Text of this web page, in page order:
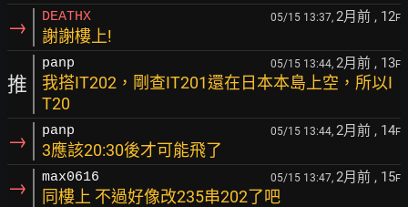
→ DEATHX 05/15 13:37, 2月前 , 12F
謝謝樓上!
推
panp 05/15 13:44, 2月前 , 13F
我搭IT202，剛查IT201還在日本本島上空，所以I
T20
→ panp 05/15 13:44, 2月前 , 14F
3應該20:30後才可能飛了
→ max0616 05/15 13:47, 2月前 , 15F
同樓上 不過好像改235串202了吧